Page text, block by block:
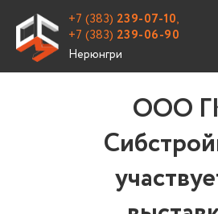
+7 (383) 239-07-10,
+7 (383) 239-06-90
ООО